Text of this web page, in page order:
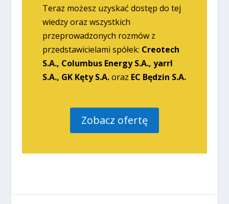
Teraz możesz uzyskać dostęp do tej
wiedzy oraz wszystkich
przeprowadzonych rozmów z
przedstawicielami spółek: Creotech
S.A., Columbus Energy S.A., yarrl
S.A., GK Kęty S.A.oraz EC Będzin S.A.
Zobacz ofertę